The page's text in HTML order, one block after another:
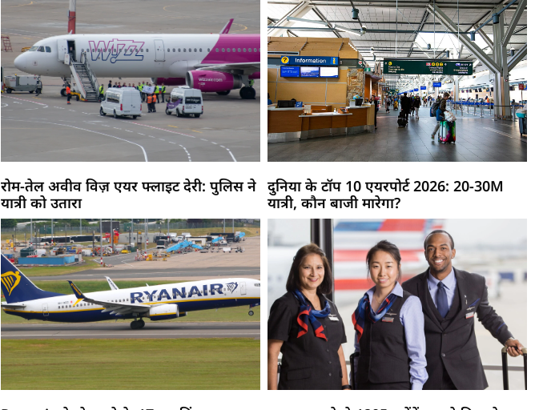
रोम-तेल अवीव विज़ एयर फ्लाइट देरी: पुलिस ने
यात्री को उतारा
दुनिया के टॉप 10 एयरपोर्ट 2026: 20-30M
यात्री, कौन बाजी मारेगा?